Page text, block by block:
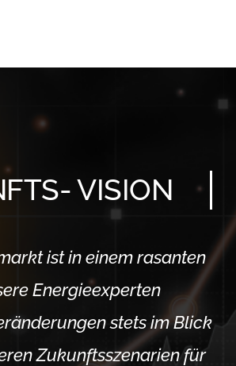
VISION
ist in einem rasanten
Energieexperten
stets im Blick
Zukunftsszenarien für